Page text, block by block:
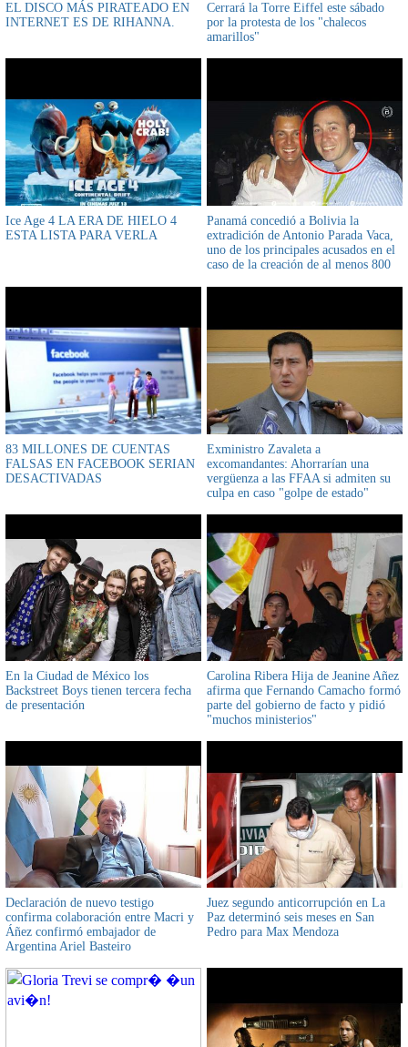
EL DISCO MÁS PIRATEADO EN
INTERNET ES DE RIHANNA.
Cerrará la Torre Eiffel este sábado
por la protesta de los "chalecos
amarillos"
Ice Age 4 LA ERA DE HIELO 4
ESTA LISTA PARA VERLA
Panamá concedió a Bolivia la
extradición de Antonio Parada Vaca,
uno de los principales acusados en el
caso de la creación de al menos 800
83 MILLONES DE CUENTAS
FALSAS EN FACEBOOK SERIAN
DESACTIVADAS
Exministro Zavaleta a
excomandantes: Ahorrarían una
vergüenza a las FFAA si admiten su
culpa en caso "golpe de estado"
En la Ciudad de México los
Backstreet Boys tienen tercera fecha
de presentación
Carolina Ribera Hija de Jeanine Añez
afirma que Fernando Camacho formó
parte del gobierno de facto y pidió
"muchos ministerios"
Declaración de nuevo testigo
confirma colaboración entre Macri y
Áñez confirmó embajador de
Argentina Ariel Basteiro
Juez segundo anticorrupción en La
Paz determinó seis meses en San
Pedro para Max Mendoza